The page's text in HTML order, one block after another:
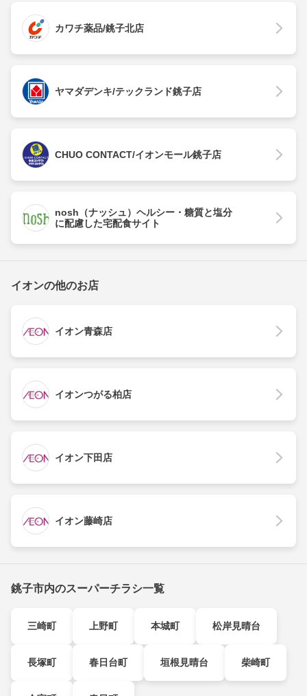
カワチ薬品/銚子北店
ヤマダデンキ/テックランド銚子店
CHUO CONTACT/イオンモール銚子店
nosh（ナッシュ）ヘルシー・糖質と塩分
に配慮した宅配食サイト
イオンの他のお店
イオン青森店
イオンつがる柏店
イオン下田店
イオン藤崎店
銚子市内のスーパーチラシ一覧
三崎町 上野町 本城町 松岸見晴台
長塚町 春日台町 垣根見晴台 柴崎町